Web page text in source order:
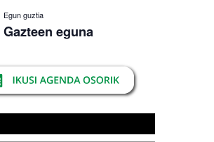
Egun guztia
Gazteen eguna